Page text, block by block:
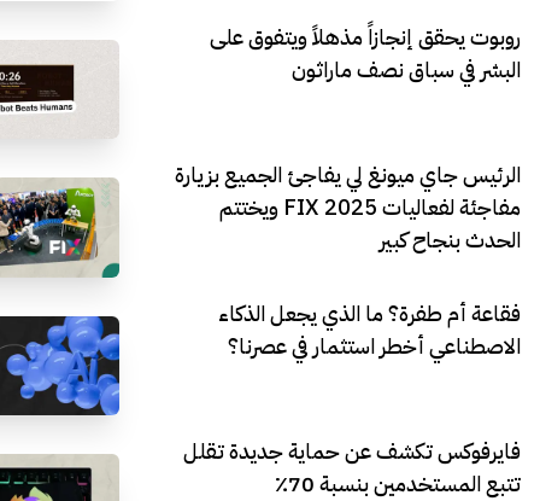
روبوت يحقق إنجازاً مذهلاً ويتفوق على
البشر في سباق نصف ماراثون
الرئيس جاي ميونغ لي يفاجئ الجميع بزيارة
مفاجئة لفعاليات FIX 2025 ويختتم
الحدث بنجاح كبير
فقاعة أم طفرة؟ ما الذي يجعل الذكاء
الاصطناعي أخطر استثمار في عصرنا؟
فايرفوكس تكشف عن حماية جديدة تقلل
تتبع المستخدمين بنسبة 70٪